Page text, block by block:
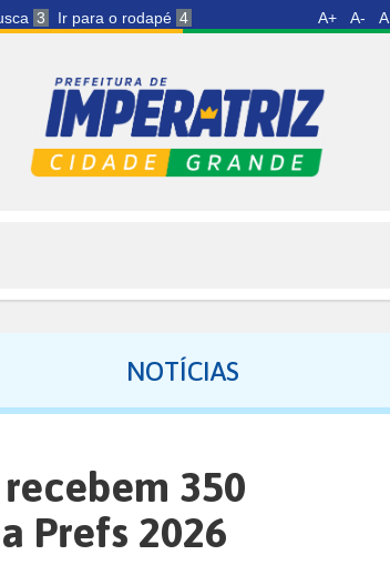
3 Ir para o rodapé 4 A+ A- A
NOTÍCIAS
350
Prefs 2026